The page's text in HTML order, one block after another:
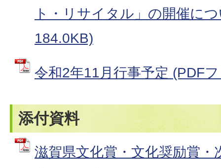
ト・リサイタル」の開催に
184.0KB)
令和2年11月行事予定 (PDF
添付資料
滋賀県文化賞・文化奨励賞・